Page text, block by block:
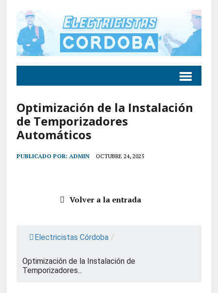
Optimización de la Instalación
de Temporizadores
Automáticos
PUBLICADO POR: ADMIN OCTUBRE 24, 2025
Volver a la entrada
Electricistas Córdoba /
Optimización de la Instalación de
Temporizadores...